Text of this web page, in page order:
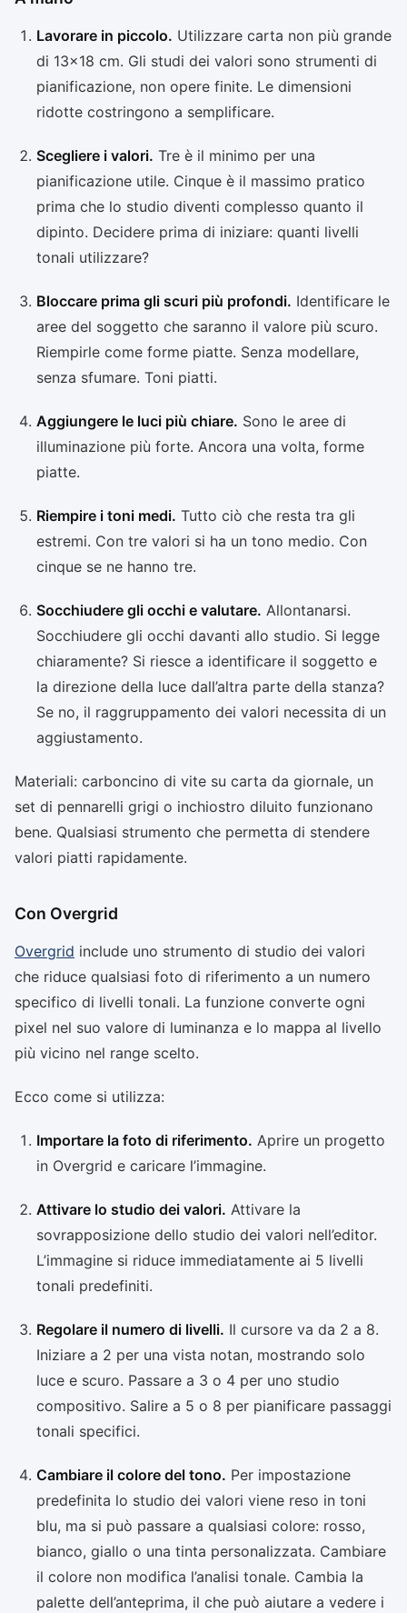
Lavorare in piccolo. Utilizzare carta non più grande
di 13x18 cm. Gli studi dei valori sono strumenti di
pianificazione, non opere finite. Le dimensioni
ridotte costringono a semplificare.
Scegliere i valori. Tre è il minimo per una
pianificazione utile. Cinque è il massimo pratico
prima che lo studio diventi complesso quanto il
dipinto. Decidere prima di iniziare: quanti livelli
tonali utilizzare?
Bloccare prima gli scuri più profondi. Identificare le
aree del soggetto che saranno il valore più scuro.
Riempirle come forme piatte. Senza modellare,
senza sfumare. Toni piatti.
Aggiungere le luci più chiare. Sono le aree di
illuminazione più forte. Ancora una volta, forme
piatte.
Riempire i toni medi. Tutto ciò che resta tra gli
estremi. Con tre valori si ha un tono medio. Con
cinque se ne hanno tre.
Socchiudere gli occhi e valutare. Allontanarsi.
Socchiudere gli occhi davanti allo studio. Si legge
chiaramente? Si riesce a identificare il soggetto e
la direzione della luce dall’altra parte della stanza?
Se no, il raggruppamento dei valori necessita di un
aggiustamento.
Materiali: carboncino di vite su carta da giornale, un
set di pennarelli grigi o inchiostro diluito funzionano
bene. Qualsiasi strumento che permetta di stendere
valori piatti rapidamente.
Con Overgrid
Overgrid include uno strumento di studio dei valori
che riduce qualsiasi foto di riferimento a un numero
specifico di livelli tonali. La funzione converte ogni
pixel nel suo valore di luminanza e lo mappa al livello
più vicino nel range scelto.
Ecco come si utilizza:
Importare la foto di riferimento. Aprire un progetto
in Overgrid e caricare l’immagine.
Attivare lo studio dei valori. Attivare la
sovrapposizione dello studio dei valori nell’editor.
L’immagine si riduce immediatamente ai 5 livelli
tonali predefiniti.
Regolare il numero di livelli. Il cursore va da 2 a 8.
Iniziare a 2 per una vista notan, mostrando solo
luce e scuro. Passare a 3 o 4 per uno studio
compositivo. Salire a 5 o 8 per pianificare passaggi
tonali specifici.
Cambiare il colore del tono. Per impostazione
predefinita lo studio dei valori viene reso in toni
blu, ma si può passare a qualsiasi colore: rosso,
bianco, giallo o una tinta personalizzata. Cambiare
il colore non modifica l’analisi tonale. Cambia la
palette dell’anteprima, il che può aiutare a vedere i